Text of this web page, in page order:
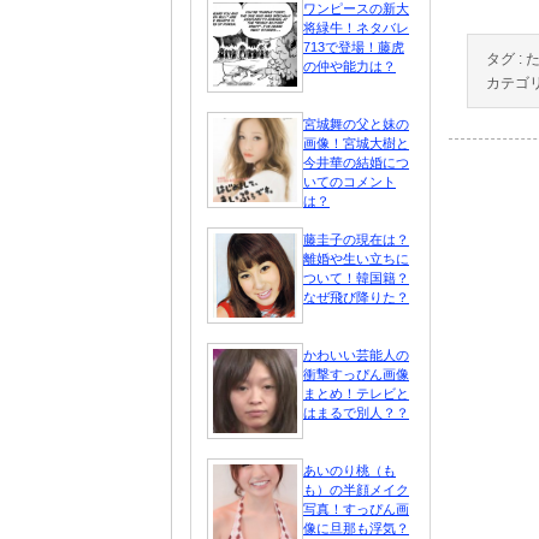
タグ :
カテゴ
ワンピースの新大
将緑牛！ネタバレ
713で登場！藤虎
の仲や能力は？
宮城舞の父と妹の
画像！宮城大樹と
今井華の結婚につ
いてのコメント
は？
藤圭子の現在は？
離婚や生い立ちに
ついて！韓国籍？
なぜ飛び降りた？
かわいい芸能人の
衝撃すっぴん画像
まとめ！テレビと
はまるで別人？？
あいのり桃（も
も）の半顔メイク
写真！すっぴん画
像に旦那も浮気？